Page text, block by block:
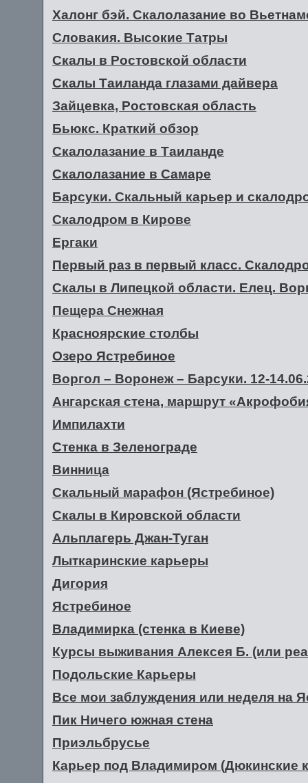
Халонг бэй. Скалолазание во
Словакия. Высокие Татры
Скалы в Ростовской области
Скалы Таиланда глазами дайвера
Зайцевка, Ростовская область
Бьюкс. Краткий обзор
Скалолазание в Таиланде
Скалолазание в Самаре
Барсуки. Скальный карьер и
Скалодром в Кирове
Ергаки
Первый раз в первый класс.
Скалы в Липецкой области. Елец.
Пещера Снежная
Красноярские столбы
Озеро Ястребиное
Воргол – Воронеж – Барсуки. 12-
Ангарская стена, маршрут
Импилахти
Стенка в Зеленограде
Винница
Скальный марафон (Ястребиное)
Скалы в Кировской области
Альплагерь Джан-Туган
Лыткаринские карьеры
Дигория
Ястребиное
Владимирка (стенка в Киеве)
Курсы выживания Алексея Б. (или
Подольские Карьеры
Все мои заблуждения или неделя на
Пик Ничего южная стена
Приэльбрусье
Карьер под Владимиром (Дюкинские